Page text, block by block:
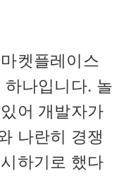
켓플레이스
나입니다. 놀
어 개발자가
나란히 경쟁
하기로 했다